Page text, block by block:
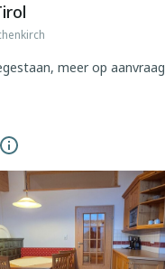
meer op aanvraag